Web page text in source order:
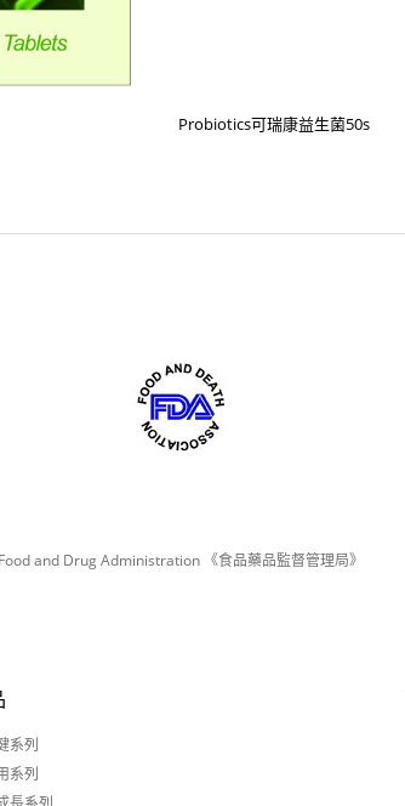
Probiotics可瑞康益生菌50s
Food and Drug Administration 《食品藥品監督管理局》
系列
系列